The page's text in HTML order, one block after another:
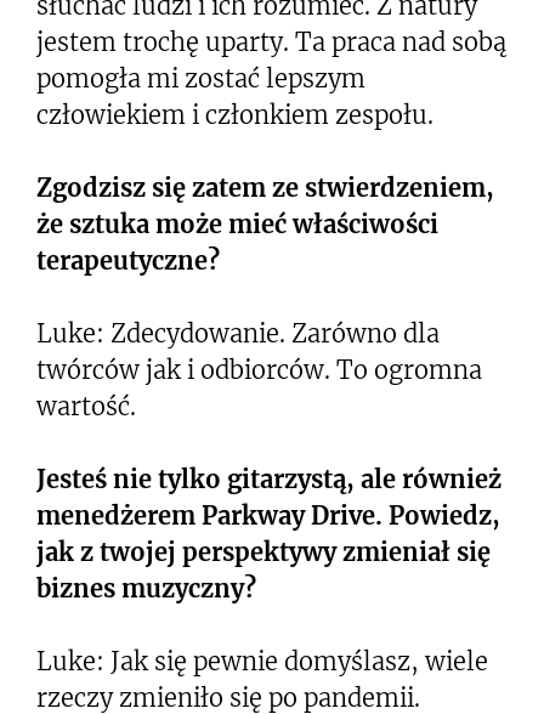
jestem trochę uparty. Ta praca nad sobą
pomogła mi zostać lepszym
człowiekiem i członkiem zespołu.
Zgodzisz się zatem ze stwierdzeniem,
że sztuka może mieć właściwości
terapeutyczne?
Luke: Zdecydowanie. Zarówno dla
twórców jak i odbiorców. To ogromna
wartość.
Jesteś nie tylko gitarzystą, ale również
menedżerem Parkway Drive. Powiedz,
jak z twojej perspektywy zmieniał się
biznes muzyczny?
Luke: Jak się pewnie domyślasz, wiele
rzeczy zmieniło się po pandemii.